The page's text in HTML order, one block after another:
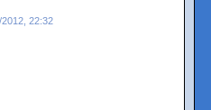
2012, 22:32